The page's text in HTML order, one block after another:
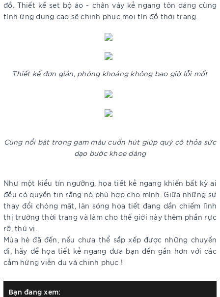
đồ. Thiết kế set bộ áo - chân váy kẻ ngang tôn dáng cùng
tính ứng dụng cao sẽ chinh phục mọi tín đồ thời trang.
Thiết kế đơn giản, phóng khoáng không bao giờ lỗi mốt
Cùng nổi bật trong gam màu cuốn hút giúp quý cô thỏa sức
dạo bước khoe dáng
Như một kiểu tín ngưỡng, họa tiết kẻ ngang khiến bất kỳ ai
đều có quyền tin rằng nó phù hợp cho mình. Giữa những sự
thay đổi chóng mặt, làn sóng họa tiết đang dần chiếm lĩnh
thị trường thời trang và làm cho thế giới này thêm phần rực
rỡ, thú vị.
Mùa hè đã đến, nếu chưa thể sắp xếp được những chuyến
đi, hãy để họa tiết kẻ ngang đưa bạn đến gần hơn với các
cảm hứng viễn du và chinh phục !
Bạn đang xem: